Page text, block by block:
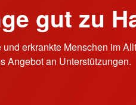
gut zu
und erkrankte Menschen im
Angebot an Unterstützungen.